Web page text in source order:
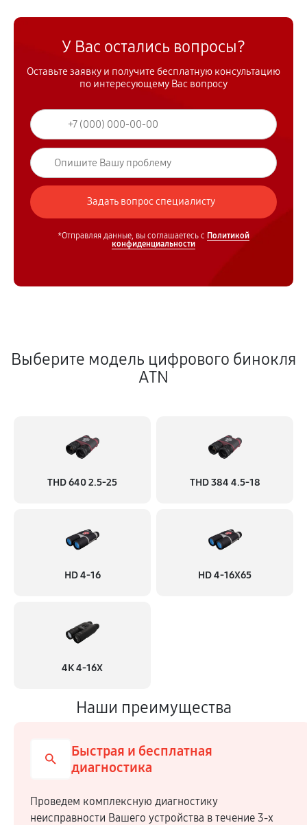
У Вас остались вопросы?
Оставьте заявку и получите бесплатную консультацию
по интересующему Вас вопросу
*Отправляя данные, вы соглашаетесь с Политикой
конфиденциальности
Выберите модель цифрового бинокля
ATN
THD 640 2.5-25 THD 384 4.5-18
HD 4-16 HD 4-16X65
4K 4-16X
Наши преимущества
Быстрая и бесплатная
диагностика
Проведем комплексную диагностику
неисправности Вашего устройства в течение 3-х